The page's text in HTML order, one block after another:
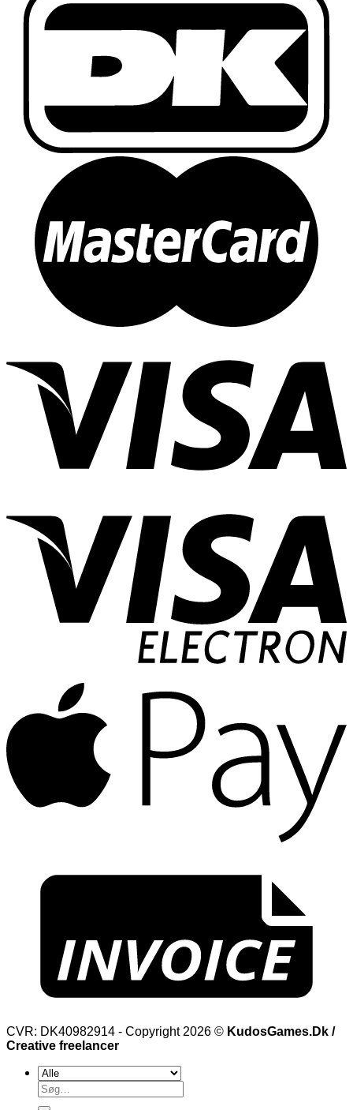
CVR: DK40982914 - Copyright 2026 © KudosGames.Dk /
Creative freelancer
Søg
efter: